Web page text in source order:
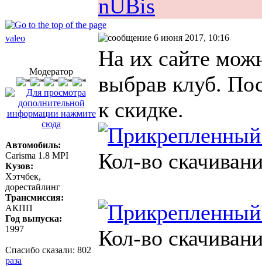
nUBis
valeo 6 июня 2017, 10:16
Модератор
Автомобиль:
Carisma 1.8 MPI
Кузов:
Хэтчбек,
дорестайлинг
Трансмиссия:
АКПП
Год выпуска:
1997
Спасибо сказали: 802
раза
На их сайте
выбрав клуб.
к скидке.
Кол-во
Кол-во